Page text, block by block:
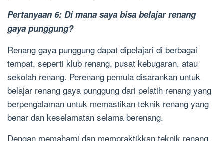
Pertanyaan 6: Di mana saya bisa belajar renang
gaya punggung?
Renang gaya punggung dapat dipelajari di berbagai
tempat, seperti klub renang, pusat kebugaran, atau
sekolah renang. Perenang pemula disarankan untuk
belajar renang gaya punggung dari pelatih renang yang
berpengalaman untuk memastikan teknik renang yang
benar dan keselamatan selama berenang.
Dengan memahami dan mempraktikkan teknik renang